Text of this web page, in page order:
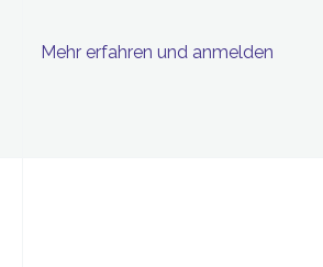
Mehr erfahren und anmelden